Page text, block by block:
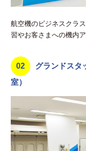
航空機のビジネスクラ
習やお客さまへの機内
02
グランドスタ
室）